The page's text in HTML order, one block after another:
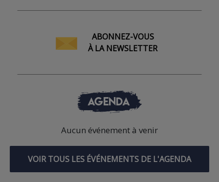
ABONNEZ-VOUS
À LA NEWSLETTER
AGENDA
Aucun événement à venir
VOIR TOUS LES ÉVÉNEMENTS DE L'AGENDA